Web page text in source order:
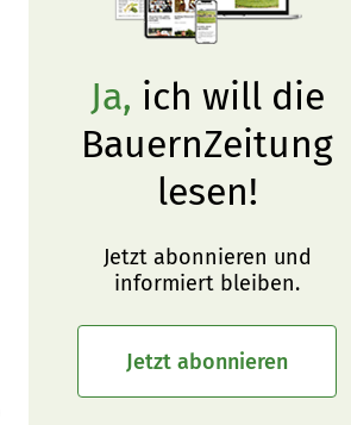
Ja, ich will die
BauernZeitung
lesen!
Jetzt abonnieren und
informiert bleiben.
Jetzt abonnieren